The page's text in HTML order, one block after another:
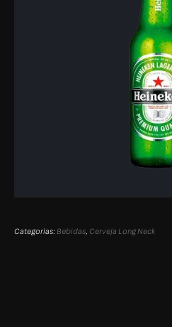
Categorias: Bebidas Cerveja Long Neck